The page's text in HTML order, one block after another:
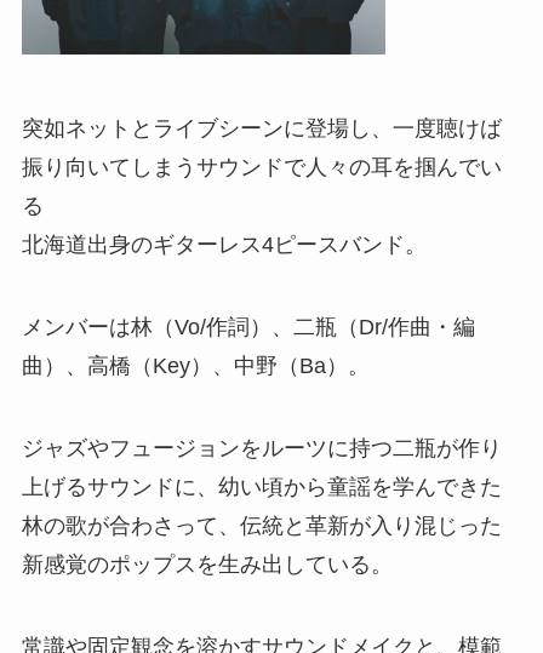
突如ネットとライブシーンに登場し、一度聴けば
振り向いてしまうサウンドで人々の耳を掴んでい
る
北海道出身のギターレス4ピースバンド。
メンバーは林（Vo/作詞）、二瓶（Dr/作曲・編
曲）、高橋（Key）、中野（Ba）。
ジャズやフュージョンをルーツに持つ二瓶が作り
上げるサウンドに、幼い頃から童謡を学んできた
林の歌が合わさって、伝統と革新が入り混じった
新感覚のポップスを生み出している。
常識や固定観念を溶かすサウンドメイクと、模範